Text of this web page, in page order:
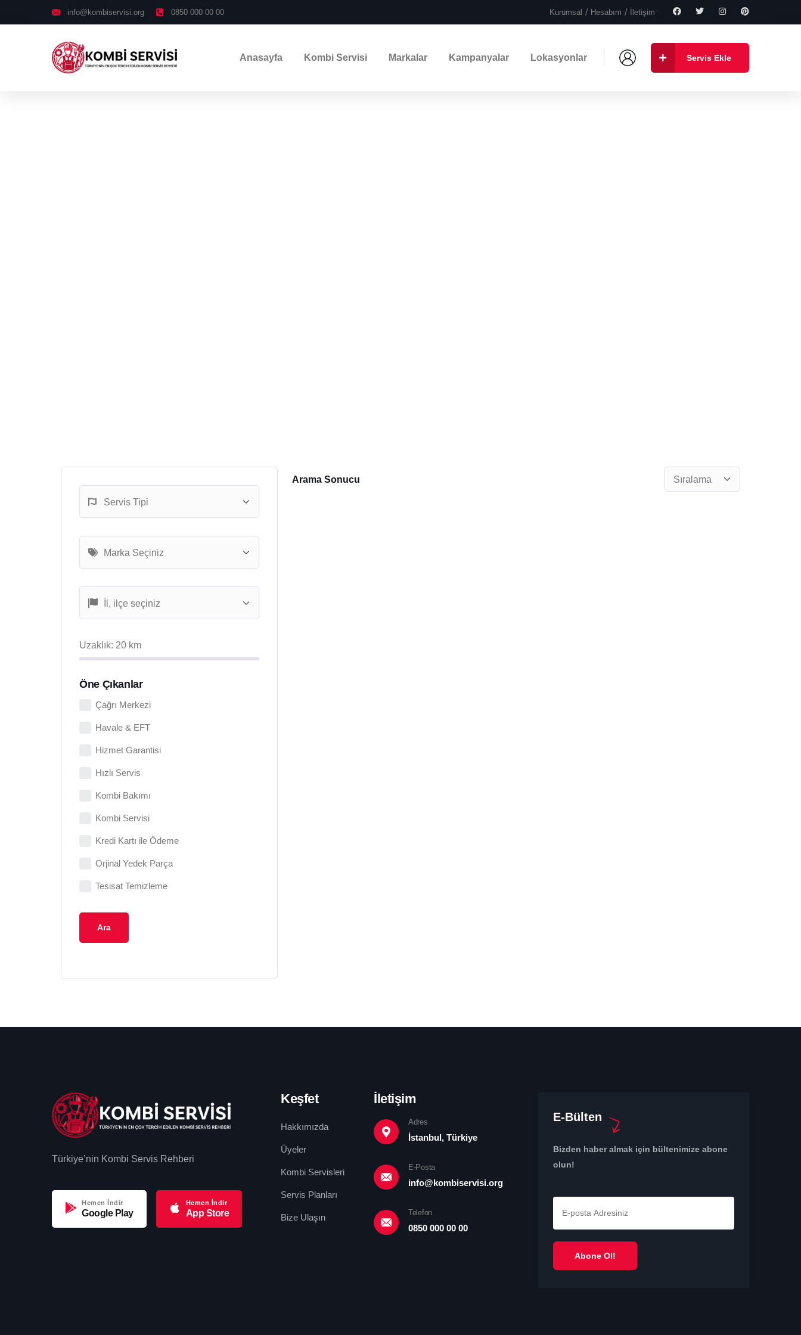
info@kombiservisi.org 0850 000 00 00 Kurumsal Hesabım İletişim
Anasayfa Kombi Servisi Markalar Kampanyalar Lokasyonlar Servis Ekle
Uzaklık: 20 km
Öne Çıkanlar
Çağrı Merkezi
Havale & EFT
Hizmet Garantisi
Hızlı Servis
Kombi Bakımı
Kombi Servisi
Kredi Kartı ile Ödeme
Orjinal Yedek Parça
Tesisat Temizleme
Arama Sonucu
Türkiye’nin Kombi Servis Rehberi
Hemen İndir
Google Play
Hemen İndir
App Store
Keşfet
Hakkımızda
Üyeler
Kombi Servisleri
Servis Planları
Bize Ulaşın
İletişim
Adres
İstanbul, Türkiye
E-Posta
info@kombiservisi.org
Telefon
0850 000 00 00
E-Bülten
Bizden haber almak için bültenimize abone
olun!